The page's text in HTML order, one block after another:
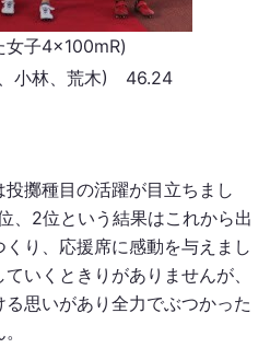
女子4×100mR)
小林、荒木) 46.24
擲種目の活躍が目立ちまし
、2位という結果はこれから出
り、応援席に感動を与えまし
いくときりがありませんが、
思いがあり全力でぶつかった